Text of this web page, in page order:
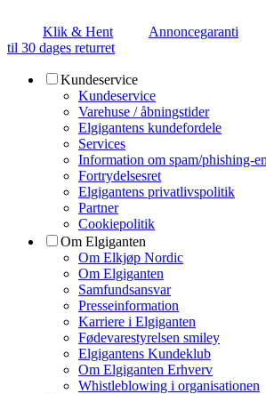
Klik & Hent Annoncegaranti
til 30 dages returret
Kundeservice
Kundeservice
Varehuse / åbningstider
Elgigantens kundefordele
Services
Information om spam/phishing-
Fortrydelsesret
Elgigantens privatlivspolitik
Partner
Cookiepolitik
Om Elgiganten
Om Elkjøp Nordic
Om Elgiganten
Samfundsansvar
Presseinformation
Karriere i Elgiganten
Fødevarestyrelsen smiley
Elgigantens Kundeklub
Om Elgiganten Erhverv
Whistleblowing i organisationen